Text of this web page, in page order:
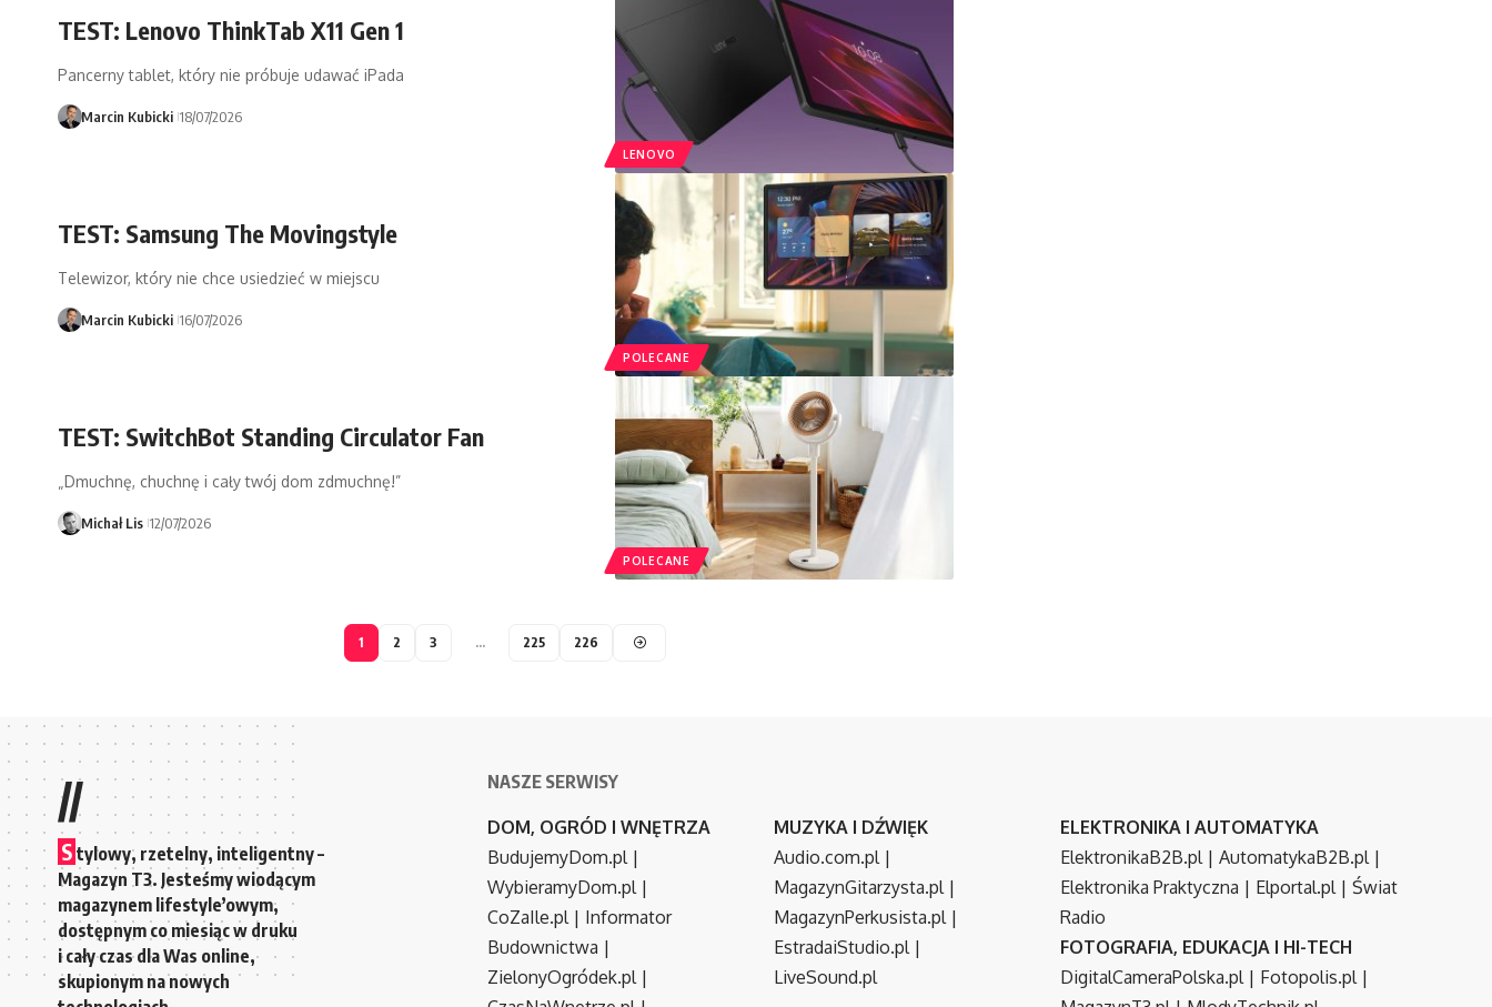
LENOVO
TEST: Lenovo ThinkTab X11 Gen 1
Pancerny tablet, który nie próbuje udawać iPada
Marcin Kubicki 18/07/2026
POLECANE
TEST: Samsung The Movingstyle
Telewizor, który nie chce usiedzieć w miejscu
Marcin Kubicki 16/07/2026
POLECANE
TEST: SwitchBot Standing Circulator Fan
„Dmuchnę, chuchnę i cały twój dom zdmuchnę!”
Michał Lis 12/07/2026
1 2 3 … 225 226
//
S tylowy, rzetelny, inteligentny –
Magazyn T3. Jesteśmy wiodącym
magazynem lifestyle’owym,
dostępnym co miesiąc w druku
i cały czas dla Was online,
skupionym na nowych
NASZE SERWISY
DOM, OGRÓD I WNĘTRZA
BudujemyDom.pl |
WybieramyDom.pl |
CoZaIle.pl | Informator
Budownictwa |
ZielonyOgródek.pl |
MUZYKA I DŹWIĘK
Audio.com.pl |
MagazynGitarzysta.pl |
MagazynPerkusista.pl |
EstradaiStudio.pl |
LiveSound.pl
ELEKTRONIKA I AUTOMATYKA
ElektronikaB2B.pl | AutomatykaB2B.pl |
Elektronika Praktyczna | Elportal.pl | Świat
Radio
FOTOGRAFIA, EDUKACJA I HI-TECH
DigitalCameraPolska.pl | Fotopolis.pl |